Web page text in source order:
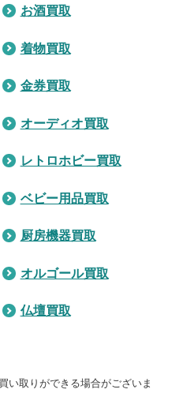
お酒買取
着物買取
金券買取
オーディオ買取
レトロホビー買取
ベビー用品買取
厨房機器買取
オルゴール買取
仏壇買取
い取りができる場合がございま